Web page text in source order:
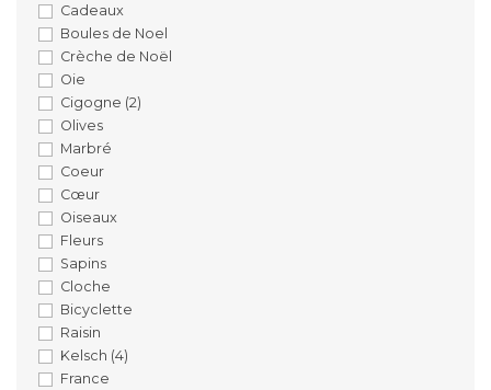
Cadeaux
Boules de Noel
Crèche de Noël
Oie
Cigogne (2)
Olives
Marbré
Coeur
Cœur
Oiseaux
Fleurs
Sapins
Cloche
Bicyclette
Raisin
Kelsch (4)
France